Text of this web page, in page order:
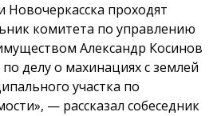
Новочеркасска проходят
комитета по управлению
Александр Косинов
делу о махинациях с землей
участка по
— рассказал собеседник